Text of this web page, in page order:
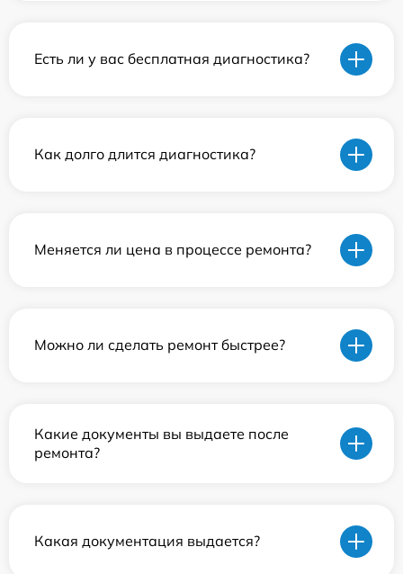
Есть ли у вас бесплатная диагностика?
Как долго длится диагностика?
Меняется ли цена в процессе ремонта?
Можно ли сделать ремонт быстрее?
Какие документы вы выдаете после
ремонта?
Какая документация выдается?